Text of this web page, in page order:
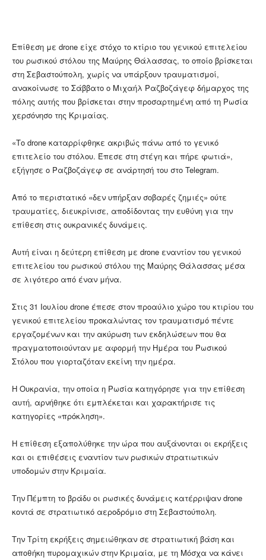
Επίθεση με drone είχε στόχο το κτίριο του γενικού επιτελείου
του ρωσικού στόλου της Μαύρης Θάλασσας, το οποίο βρίσκεται
στη Σεβαστούπολη, χωρίς να υπάρξουν τραυματισμοί,
ανακοίνωσε το Σάββατο ο Μιχαήλ Ραζβοζάγεφ δήμαρχος της
πόλης αυτής που βρίσκεται στην προσαρτημένη από τη Ρωσία
χερσόνησο της Κριμαίας.
«Το drone καταρρίφθηκε ακριβώς πάνω από το γενικό
επιτελείο του στόλου. Έπεσε στη στέγη και πήρε φωτιά»,
εξήγησε ο Ραζβοζάγεφ σε ανάρτησή του στο Telegram.
Από το περιστατικό «δεν υπήρξαν σοβαρές ζημιές» ούτε
τραυματίες, διευκρίνισε, αποδίδοντας την ευθύνη για την
επίθεση στις ουκρανικές δυνάμεις.
Αυτή είναι η δεύτερη επίθεση με drone εναντίον του γενικού
επιτελείου του ρωσικού στόλου της Μαύρης Θάλασσας μέσα
σε λιγότερο από έναν μήνα.
Στις 31 Ιουλίου drone έπεσε στον προαύλιο χώρο του κτιρίου του
γενικού επιτελείου προκαλώντας τον τραυματισμό πέντε
εργαζομένων και την ακύρωση των εκδηλώσεων που θα
πραγματοποιούνταν με αφορμή την Ημέρα του Ρωσικού
Στόλου που γιορταζόταν εκείνη την ημέρα.
Η Ουκρανία, την οποία η Ρωσία κατηγόρησε για την επίθεση
αυτή, αρνήθηκε ότι εμπλέκεται και χαρακτήρισε τις
κατηγορίες «πρόκληση».
Η επίθεση εξαπολύθηκε την ώρα που αυξάνονται οι εκρήξεις
και οι επιθέσεις εναντίον των ρωσικών στρατιωτικών
υποδομών στην Κριμαία.
Την Πέμπτη το βράδυ οι ρωσικές δυνάμεις κατέρριψαν drone
κοντά σε στρατιωτικό αεροδρόμιο στη Σεβαστούπολη.
Την Τρίτη εκρήξεις σημειώθηκαν σε στρατιωτική βάση και
αποθήκη πυρομαχικών στην Κριμαία, με τη Μόσχα να κάνει